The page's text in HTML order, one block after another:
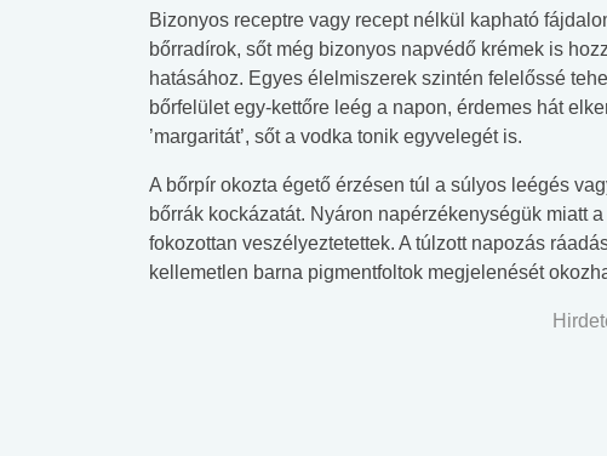
Bizonyos receptre vagy recept nélkül kapható
bőrradírok, sőt még bizonyos napvédő krémek is
hatásához. Egyes élelmiszerek szintén felelőssé
bőrfelület egy-kettőre leég a napon, érdemes hát
’margaritát’, sőt a vodka tonik egyvelegét is.
A bőrpír okozta égető érzésen túl a súlyos leégés
bőrrák kockázatát. Nyáron napérzékenységük miatt
fokozottan veszélyeztetettek. A túlzott napozás
kellemetlen barna pigmentfoltok megjelenését